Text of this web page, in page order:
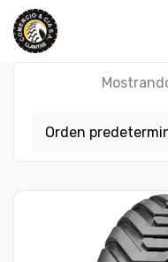
Skip
content